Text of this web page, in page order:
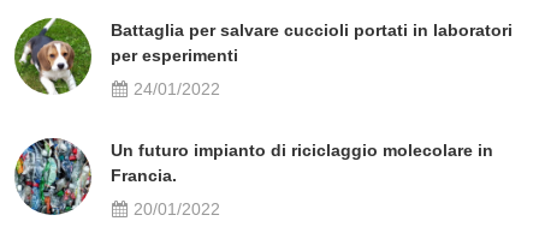
Battaglia per salvare cuccioli portati in laboratori
per esperimenti
24/01/2022
Un futuro impianto di riciclaggio molecolare in
Francia.
20/01/2022